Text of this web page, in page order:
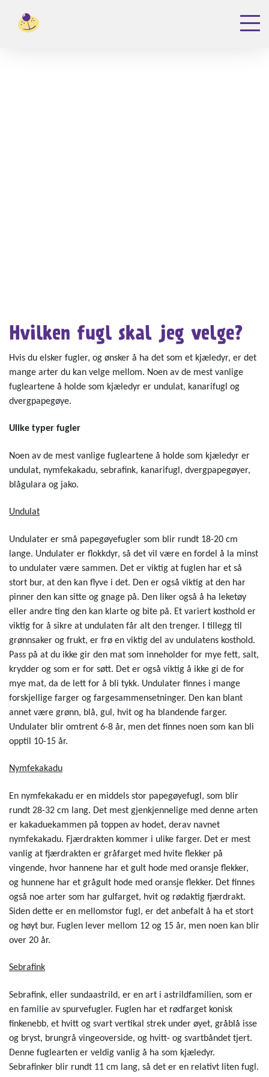
Hvilken fugl skal jeg velge?
Hvis du elsker fugler, og ønsker å ha det som et kjæledyr, er det
mange arter du kan velge mellom. Noen av de mest vanlige
fugleartene å holde som kjæledyr er undulat, kanarifugl og
dvergpapegøye.
Ulike typer fugler
Noen av de mest vanlige fugleartene å holde som kjæledyr er
undulat, nymfekakadu, sebrafink, kanarifugl, dvergpapegøyer,
blågulara og jako.
Undulat
Undulater er små papegøyefugler som blir rundt 18-20 cm
lange. Undulater er flokkdyr, så det vil være en fordel å la minst
to undulater være sammen. Det er viktig at fuglen har et så
stort bur, at den kan flyve i det. Den er også viktig at den har
pinner den kan sitte og gnage på. Den liker også å ha leketøy
eller andre ting den kan klarte og bite på. Et variert kosthold er
viktig for å sikre at undulaten får alt den trenger. I tillegg til
grønnsaker og frukt, er frø en viktig del av undulatens kosthold.
Pass på at du ikke gir den mat som inneholder for mye fett, salt,
krydder og som er for søtt. Det er også viktig å ikke gi de for
mye mat, da de lett for å bli tykk. Undulater finnes i mange
forskjellige farger og fargesammensetninger. Den kan blant
annet være grønn, blå, gul, hvit og ha blandende farger.
Undulater blir omtrent 6-8 år, men det finnes noen som kan bli
opptil 10-15 år.
Nymfekakadu
En nymfekakadu er en middels stor papegøyefugl, som blir
rundt 28-32 cm lang. Det mest gjenkjennelige med denne arten
er kakaduekammen på toppen av hodet, derav navnet
nymfekakadu. Fjærdrakten kommer i ulike farger. Det er mest
vanlig at fjærdrakten er gråfarget med hvite flekker på
vingende, hvor hannene har et gult hode med oransje flekker,
og hunnene har et grågult hode med oransje flekker. Det finnes
også noe arter som har gulfarget, hvit og rødaktig fjærdrakt.
Siden dette er en mellomstor fugl, er det anbefalt å ha et stort
og høyt bur. Fuglen lever mellom 12 og 15 år, men noen kan blir
over 20 år.
Sebrafink
Sebrafink, eller sundaastrild, er en art i astrildfamilien, som er
en familie av spurvefugler. Fuglen har et rødfarget konisk
finkenebb, et hvitt og svart vertikal strek under øyet, gråblå isse
og bryst, brungrå vingeoverside, og hvitt- og svartbåndet tjert.
Denne fuglearten er veldig vanlig å ha som kjæledyr.
Sebrafinker blir rundt 11 cm lang, så det er en relativt liten fugl.